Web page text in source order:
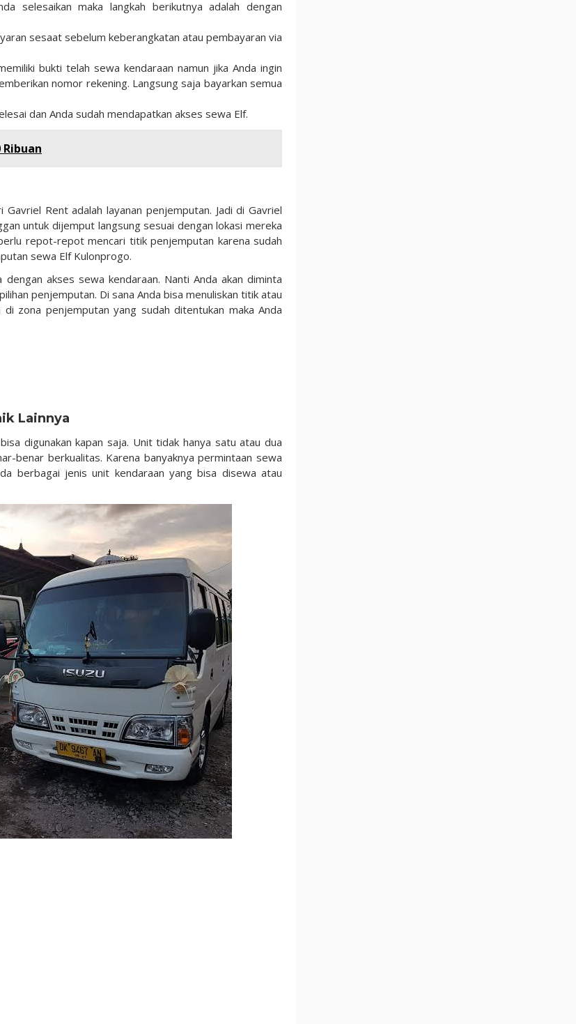
selesaikan maka langkah berikutnya adalah dengan
sesaat sebelum keberangkatan atau pembayaran via
bukti telah sewa kendaraan namun jika Anda ingin
nomor rekening. Langsung saja bayarkan semua
dan Anda sudah mendapatkan akses sewa Elf.
Rent adalah layanan penjemputan. Jadi di Gavriel
untuk dijemput langsung sesuai dengan lokasi mereka
repot-repot mencari titik penjemputan karena sudah
sewa Elf Kulonprogo.
akses sewa kendaraan. Nanti Anda akan diminta
penjemputan. Di sana Anda bisa menuliskan titik atau
zona penjemputan yang sudah ditentukan maka Anda
Lainnya
digunakan kapan saja. Unit tidak hanya satu atau dua
benar berkualitas. Karena banyaknya permintaan sewa
berbagai jenis unit kendaraan yang bisa disewa atau